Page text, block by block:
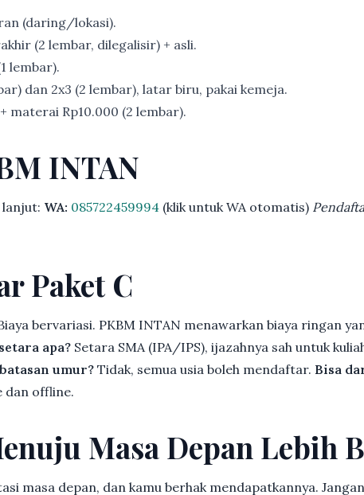
(daring/lokasi).
(2 lembar, dilegalisir) + asli.
lembar).
dan 2x3 (2 lembar), latar biru, pakai kemeja.
materai Rp10.000 (2 lembar).
INTAN
lanjut: WA: 085722459994 (klik untuk WA otomatis)
Paket C
bervariasi. PKBM INTAN menawarkan biaya ringan
apa? Setara SMA (IPA/IPS), ijazahnya sah untuk
umur?Tidak, semua usia boleh mendaftar. Bisa
dan offline.
Masa Depan Lebih
masa depan, dan kamu berhak mendapatkannya.